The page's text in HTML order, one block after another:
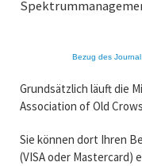
Bezug des
Grundsätzlich läuft die
Association of Old
Sie können dort Ihren
(VISA oder Mastercard)